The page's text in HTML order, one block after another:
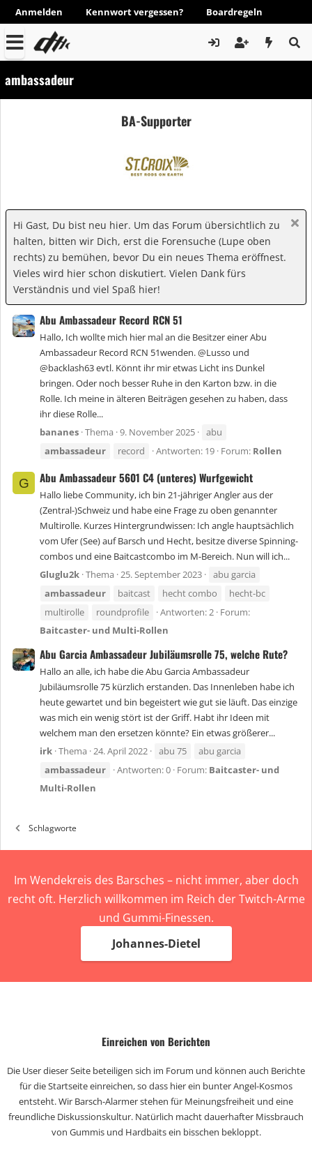
Anmelden Kennwort vergessen? Boardregeln
ambassadeur
BA-Supporter
Hi Gast, Du bist neu hier. Um das Forum übersichtlich zu
halten, bitten wir Dich, erst die Forensuche (Lupe oben
rechts) zu bemühen, bevor Du ein neues Thema eröffnest.
Vieles wird hier schon diskutiert. Vielen Dank fürs
Verständnis und viel Spaß hier!
Abu Ambassadeur Record RCN 51
Hallo, Ich wollte mich hier mal an die Besitzer einer Abu
Ambassadeur Record RCN 51wenden. @Lusso und
@backlash63 evtl. Könnt ihr mir etwas Licht ins Dunkel
bringen. Oder noch besser Ruhe in den Karton bzw. in die
Rolle. Ich meine in älteren Beiträgen gesehen zu haben, dass
ihr diese Rolle...
bananes Thema 9. November 2025
abu
ambassadeur
record Antworten: 19 Forum: Rollen
G Abu Ambassadeur 5601 C4 (unteres) Wurfgewicht
Hallo liebe Community, ich bin 21-jähriger Angler aus der
(Zentral-)Schweiz und habe eine Frage zu oben genannter
Multirolle. Kurzes Hintergrundwissen: Ich angle hauptsächlich
vom Ufer (See) auf Barsch und Hecht, besitze diverse Spinning-
combos und eine Baitcastcombo im M-Bereich. Nun will ich...
Gluglu2k Thema 25. September 2023
abu garcia
ambassadeur
baitcast hecht combo
hecht-bc
multirolle
roundprofile Antworten: 2 Forum:
Baitcaster- und Multi-Rollen
Abu Garcia Ambassadeur Jubiläumsrolle 75, welche Rute?
Hallo an alle, ich habe die Abu Garcia Ambassadeur
Jubiläumsrolle 75 kürzlich erstanden. Das Innenleben habe ich
heute gewartet und bin begeistert wie gut sie läuft. Das einzige
was mich ein wenig stört ist der Griff. Habt ihr Ideen mit
welchem man den ersetzen könnte? Ein etwas größerer...
irk Thema 24. April 2022 abu 75
abu garcia
ambassadeur
Antworten: 0 Forum: Baitcaster- und
Multi-Rollen
Schlagworte
Im Wendekreis des Barsches – nicht immer, aber doch
recht oft. Herzlich willkommen im Reich der Twitch-Arme
und Gummi-Finessen.
Johannes-Dietel
Einreichen von Berichten
Die User dieser Seite beteiligen sich im Forum und können auch Berichte
für die Startseite einreichen, so dass hier ein bunter Angel-Kosmos
entsteht. Wir Barsch-Alarmer stehen für Meinungsfreiheit und eine
freundliche Diskussionskultur. Natürlich macht dauerhafter Missbrauch
von Gummis und Hardbaits ein bisschen bekloppt.